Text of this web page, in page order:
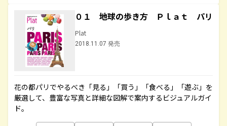
０１ 地球の歩き方 Ｐｌａｔ パリ
Plat
2018.11.07 発売
花の都パリでやるべき「見る」「買う」「食べる」「遊ぶ」を
厳選して、豊富な写真と詳細な図解で案内するビジュアルガイ
ド。